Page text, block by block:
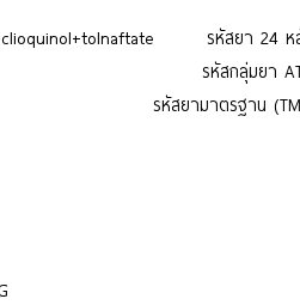
รหัสยา 24 ห
รหัสกลุ่มยา
รหัสยามาตรฐาน